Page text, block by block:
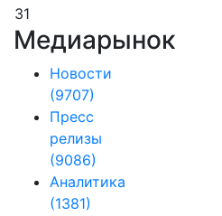
31
Медиарынок
Новости
(9707)
Пресс
релизы
(9086)
Аналитика
(1381)